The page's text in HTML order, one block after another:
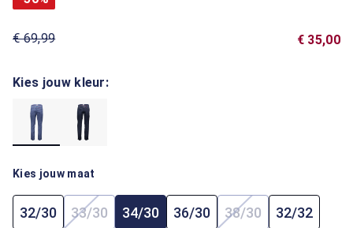
€ 69,99 € 35,00
Kies jouw kleur:
Kies jouw maat
32/30 33/30(Deze optie is momenteel niet beschikbaar.)
34/30 36/30 38/30(Deze optie is
32/32